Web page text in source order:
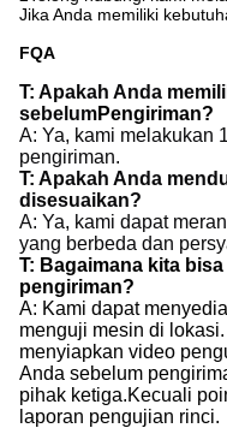
Jika Anda memiliki
FQA
T: Apakah Anda
sebelumPengiriman?
A: Ya, kami melakukan
pengiriman.
T: Apakah Anda
disesuaikan?
A: Ya, kami dapat
yang berbeda dan
T: Bagaimana kita
pengiriman?
A: Kami dapat
menguji mesin di
menyiapkan video
Anda sebelum
pihak ketiga.Kecuali
laporan pengujian rinci.